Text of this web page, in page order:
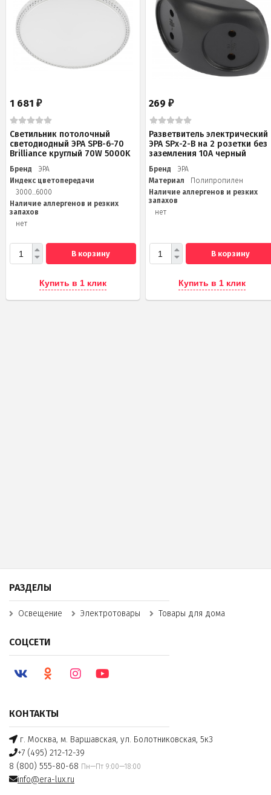
1 681 ₽
Светильник потолочный
светодиодный ЭРА SPB-6-70
Brilliance круглый 70W 5000K
Бренд
ЭРА
Индекс цветопередачи
3000...6000
Наличие аллергенов и резких
запахов
нет
В корзину
Купить в 1 клик
269₽
Разветвитель электрический
ЭРА SPx-2-B на 2 розетки без
заземления 10А черный
Бренд
ЭРА
Материал
Полипропилен
Наличие аллергенов и резких
запахов
нет
В корзину
Купить в 1 клик
КОНТАКТЫ
г. Москва, м. Варшавская, ул. Болотниковская, 5к3
+7 (495) 212-12-39
8 (800) 555-80-68 Пн—Пт 9:00—18:00
info@era-lux.ru
РАЗДЕЛЫ
Освещение Электротовары Товары для дома
СОЦСЕТИ